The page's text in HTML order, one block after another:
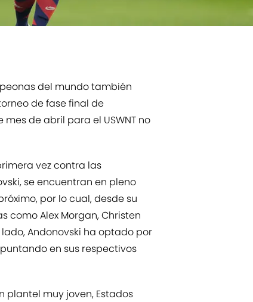
del mundo también
de fase final de
de abril para el USWNT no
vez contra las
se encuentran en pleno
por lo cual, desde su
como Alex Morgan, Christen
lado, Andonovski ha optado por
en sus respectivos
plantel muy joven, Estados